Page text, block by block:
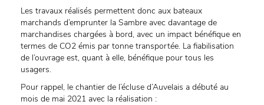
Les travaux réalisés permettent donc aux bateaux
marchands d’emprunter la Sambre avec davantage de
marchandises chargées à bord, avec un impact bénéfique en
termes de CO2 émis par tonne transportée. La fiabilisation
de l’ouvrage est, quant à elle, bénéfique pour tous les
usagers.
Pour rappel, le chantier de l’écluse d’Auvelais a débuté au
mois de mai 2021 avec la réalisation :